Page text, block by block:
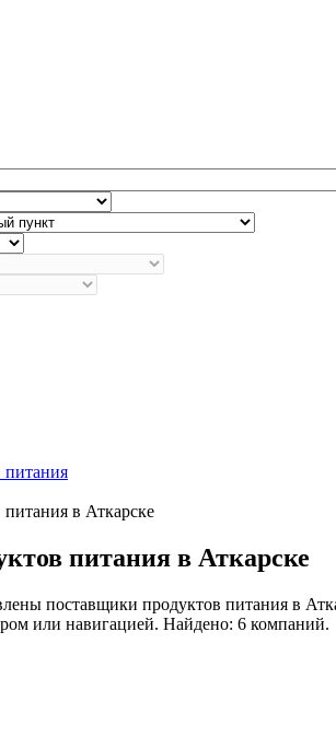
питания
в Аткарске
питания в Аткарске
поставщики продуктов питания в
или навигацией. Найдено: 6 компаний.